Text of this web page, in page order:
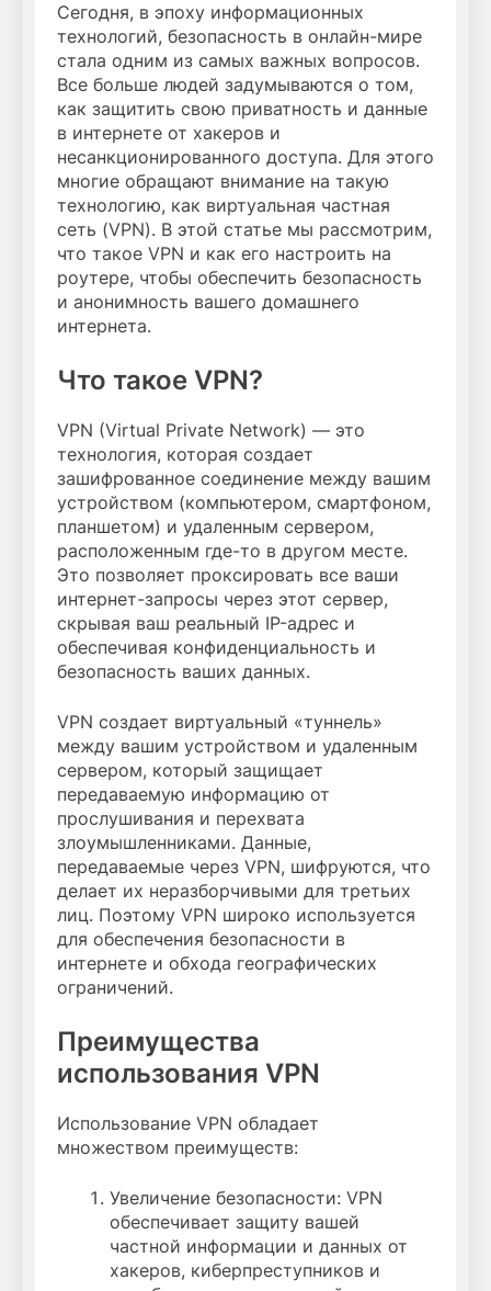
Сегодня, в эпоху информационных
технологий, безопасность в онлайн-мире
стала одним из самых важных вопросов.
Все больше людей задумываются о том,
как защитить свою приватность и данные
в интернете от хакеров и
несанкционированного доступа. Для этого
многие обращают внимание на такую
технологию, как виртуальная частная
сеть (VPN). В этой статье мы рассмотрим,
что такое VPN и как его настроить на
роутере, чтобы обеспечить безопасность
и анонимность вашего домашнего
интернета.
Что такое VPN?
VPN (Virtual Private Network) — это
технология, которая создает
зашифрованное соединение между вашим
устройством (компьютером, смартфоном,
планшетом) и удаленным сервером,
расположенным где-то в другом месте.
Это позволяет проксировать все ваши
интернет-запросы через этот сервер,
скрывая ваш реальный IP-адрес и
обеспечивая конфиденциальность и
безопасность ваших данных.
VPN создает виртуальный «туннель»
между вашим устройством и удаленным
сервером, который защищает
передаваемую информацию от
прослушивания и перехвата
злоумышленниками. Данные,
передаваемые через VPN, шифруются, что
делает их неразборчивыми для третьих
лиц. Поэтому VPN широко используется
для обеспечения безопасности в
интернете и обхода географических
ограничений.
Преимущества
использования VPN
Использование VPN обладает
множеством преимуществ:
Увеличение безопасности: VPN
обеспечивает защиту вашей
частной информации и данных от
хакеров, киберпреступников и